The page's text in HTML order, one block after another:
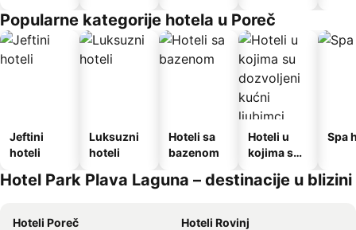
Popularne kategorije hotela u Poreč
Jeftini
hoteli
Luksuzni
hoteli
Hoteli sa
bazenom
Hoteli u
kojima su
kućni
Spa
Hotel Park Plava Laguna – destinacije u blizini
Hoteli Poreč
Hoteli Rovinj